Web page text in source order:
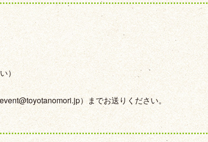
）
）までお送りください。